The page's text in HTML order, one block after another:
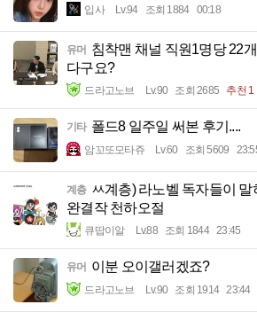
입사 Lv.94 조회 1884 00:18
유머 침착맨 채널 직원1명당 22
다구요?
드라고노브 Lv.90 조회 2685 추천 1
기타 폴드8 일주일 써본 후기....
암꼬또모타쥬 Lv.60 조회 5609
계층 ㅆ계층) 라노벨 독자들이 말
완결작 천하오절
큐땁이알 Lv.88 조회 1844 23:45
유머 이분 오이갤러겠죠?
드라고노브 Lv.90 조회 1914 23:44